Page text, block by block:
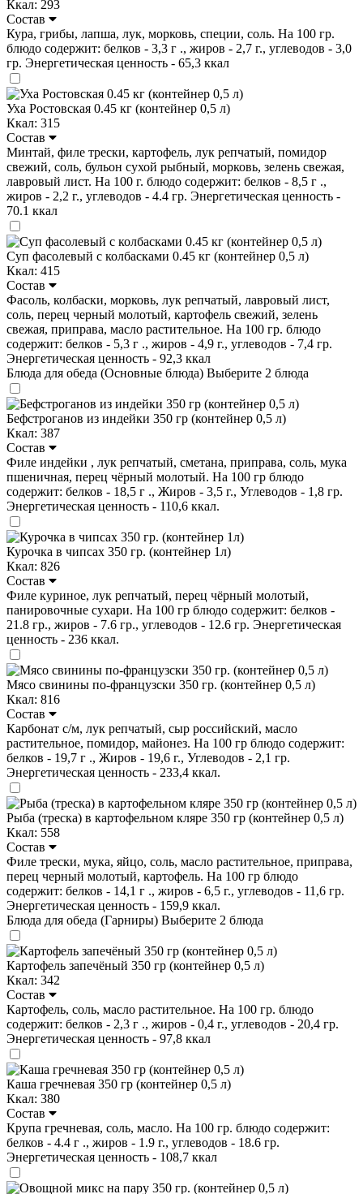
Ккал: 293
Состав
Кура, грибы, лапша, лук, морковь, специи, соль. На 100 гр.
блюдо содержит: белков - 3,3 г ., жиров - 2,7 г., углеводов - 3,0
гр. Энергетическая ценность - 65,3 ккал
Уха Ростовская 0.45 кг (контейнер 0,5 л)
Ккал: 315
Состав
Минтай, филе трески, картофель, лук репчатый, помидор
свежий, соль, бульон сухой рыбный, морковь, зелень свежая,
лавровый лист. На 100 г. блюдо содержит: белков - 8,5 г .,
жиров - 2,2 г., углеводов - 4.4 гр. Энергетическая ценность -
70.1 ккал
Суп фасолевый с колбасками 0.45 кг (контейнер 0,5 л)
Ккал: 415
Состав
Фасоль, колбаски, морковь, лук репчатый, лавровый лист,
соль, перец черный молотый, картофель свежий, зелень
свежая, приправа, масло растительное. На 100 гр. блюдо
содержит: белков - 5,3 г ., жиров - 4,9 г., углеводов - 7,4 гр.
Энергетическая ценность - 92,3 ккал
Блюда для обеда (Основные блюда) Выберите 2 блюда
Бефстроганов из индейки 350 гр (контейнер 0,5 л)
Ккал: 387
Состав
Филе индейки , лук репчатый, сметана, приправа, соль, мука
пшеничная, перец чёрный молотый. На 100 гр блюдо
содержит: белков - 18,5 г ., Жиров - 3,5 г., Углеводов - 1,8 гр.
Энергетическая ценность - 110,6 ккал.
Курочка в чипсах 350 гр. (контейнер 1л)
Ккал: 826
Состав
Филе куриное, лук репчатый, перец чёрный молотый,
панировочные сухари. На 100 гр блюдо содержит: белков -
21.8 гр., жиров - 7.6 гр., углеводов - 12.6 гр. Энергетическая
ценность - 236 ккал.
Мясо свинины по-французски 350 гр. (контейнер 0,5 л)
Ккал: 816
Состав
Карбонат с/м, лук репчатый, сыр российский, масло
растительное, помидор, майонез. На 100 гр блюдо содержит:
белков - 19,7 г ., Жиров - 19,6 г., Углеводов - 2,1 гр.
Энергетическая ценность - 233,4 ккал.
Рыба (треска) в картофельном кляре 350 гр (контейнер 0,5 л)
Ккал: 558
Состав
Филе трески, мука, яйцо, соль, масло растительное, приправа,
перец черный молотый, картофель. На 100 гр блюдо
содержит: белков - 14,1 г ., жиров - 6,5 г., углеводов - 11,6 гр.
Энергетическая ценность - 159,9 ккал.
Блюда для обеда (Гарниры) Выберите 2 блюда
Картофель запечёный 350 гр (контейнер 0,5 л)
Ккал: 342
Состав
Картофель, соль, масло растительное. На 100 гр. блюдо
содержит: белков - 2,3 г ., жиров - 0,4 г., углеводов - 20,4 гр.
Энергетическая ценность - 97,8 ккал
Каша гречневая 350 гр (контейнер 0,5 л)
Ккал: 380
Состав
Крупа гречневая, соль, масло. На 100 гр. блюдо содержит:
белков - 4.4 г ., жиров - 1.9 г., углеводов - 18.6 гр.
Энергетическая ценность - 108,7 ккал